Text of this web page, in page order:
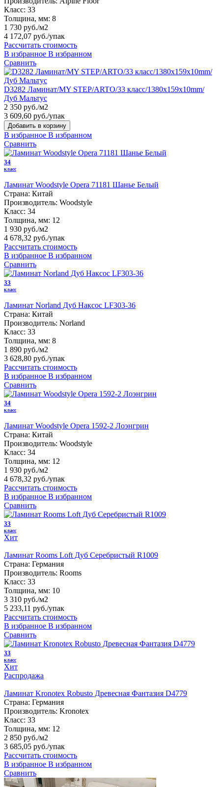
Класс: 33
Толщина, мм: 8
1 730 руб./м2
4 172,07 руб./упак
Рассчитать стоимость
В избранное В избранном
Сравнить
D3282 Ламинат/MY STEP/ARTO/33 класс/1380х159х10mm/
Дуб Мальтус
2 350 руб./м2
3 609,60 руб./упак
Добавить в корзину
В избранное В избранном
Сравнить
34
класс
Ламинат Woodstyle Opera 71181 Шанье Белый
Страна: Китай
Производитель: Woodstyle
Класс: 34
Толщина, мм: 12
1 930 руб./м2
4 678,32 руб./упак
Рассчитать стоимость
В избранное В избранном
Сравнить
33
класс
Ламинат Norland Дуб Наксос LF303-36
Страна: Китай
Производитель: Norland
Класс: 33
Толщина, мм: 8
1 890 руб./м2
3 628,80 руб./упак
Рассчитать стоимость
В избранное В избранном
Сравнить
34
класс
Ламинат Woodstyle Opera 1592-2 Лоэнгрин
Страна: Китай
Производитель: Woodstyle
Класс: 34
Толщина, мм: 12
1 930 руб./м2
4 678,32 руб./упак
Рассчитать стоимость
В избранное В избранном
Сравнить
33
класс
Хит
Ламинат Rooms Loft Дуб Серебристый R1009
Страна: Германия
Производитель: Rooms
Класс: 33
Толщина, мм: 10
3 310 руб./м2
5 233,11 руб./упак
Рассчитать стоимость
В избранное В избранном
Сравнить
33
класс
Хит
Распродажа
Ламинат Kronotex Robusto Древесная Фантазия D4779
Страна: Германия
Производитель: Kronotex
Класс: 33
Толщина, мм: 12
2 850 руб./м2
3 685,05 руб./упак
Рассчитать стоимость
В избранное В избранном
Сравнить